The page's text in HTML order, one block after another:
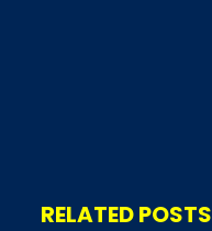
RELATED POSTS